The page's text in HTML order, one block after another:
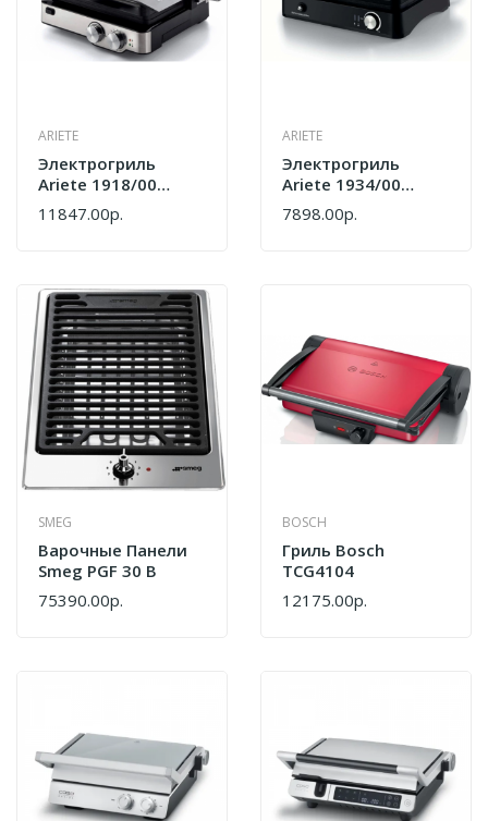
ARIETE
Электрогриль
Ariete 1918/00
00C191800AR0
11847.00р.
ARIETE
Электрогриль
Ariete 1934/00
00C193400AR0
7898.00р.
SMEG
Варочные Панели
Smeg PGF 30 B
75390.00р.
BOSCH
Гриль Bosch
TCG4104
12175.00р.